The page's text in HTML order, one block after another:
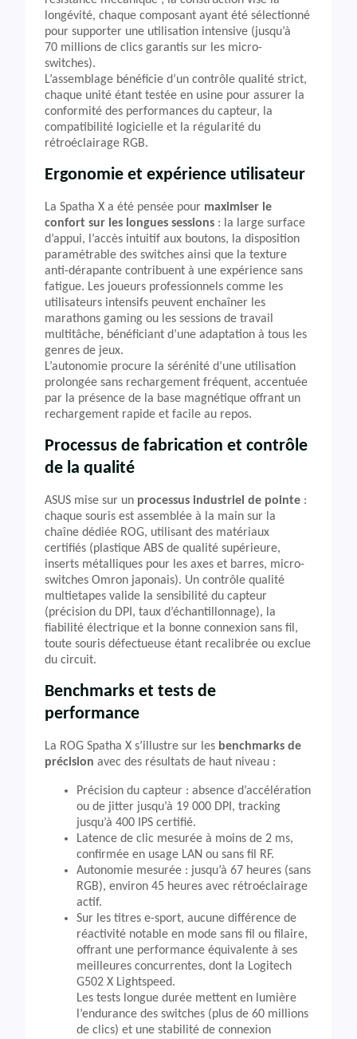
longévité, chaque composant ayant été sélectionné
pour supporter une utilisation intensive (jusqu’à
70 millions de clics garantis sur les micro-
switches).
L’assemblage bénéficie d’un contrôle qualité strict,
chaque unité étant testée en usine pour assurer la
conformité des performances du capteur, la
compatibilité logicielle et la régularité du
rétroéclairage RGB.
Ergonomie et expérience utilisateur
La Spatha X a été pensée pour maximiser le
confort sur les longues sessions : la large surface
d’appui, l’accès intuitif aux boutons, la disposition
paramétrable des switches ainsi que la texture
anti-dérapante contribuent à une expérience sans
fatigue. Les joueurs professionnels comme les
utilisateurs intensifs peuvent enchaîner les
marathons gaming ou les sessions de travail
multitâche, bénéficiant d’une adaptation à tous les
genres de jeux.
L’autonomie procure la sérénité d’une utilisation
prolongée sans rechargement fréquent, accentuée
par la présence de la base magnétique offrant un
rechargement rapide et facile au repos.
Processus de fabrication et contrôle
de la qualité
ASUS mise sur un processus industriel de pointe :
chaque souris est assemblée à la main sur la
chaîne dédiée ROG, utilisant des matériaux
certifiés (plastique ABS de qualité supérieure,
inserts métalliques pour les axes et barres, micro-
switches Omron japonais). Un contrôle qualité
multietapes valide la sensibilité du capteur
(précision du DPI, taux d’échantillonnage), la
fiabilité électrique et la bonne connexion sans fil,
toute souris défectueuse étant recalibrée ou exclue
du circuit.
Benchmarks et tests de
performance
La ROG Spatha X s’illustre sur les benchmarks de
précision avec des résultats de haut niveau :
Précision du capteur : absence d’accélération
ou de jitter jusqu’à 19 000 DPI, tracking
jusqu’à 400 IPS certifié.
Latence de clic mesurée à moins de 2 ms,
confirmée en usage LAN ou sans fil RF.
Autonomie mesurée : jusqu’à 67 heures (sans
RGB), environ 45 heures avec rétroéclairage
actif.
Sur les titres e-sport, aucune différence de
réactivité notable en mode sans fil ou filaire,
offrant une performance équivalente à ses
meilleures concurrentes, dont la Logitech
G502 X Lightspeed.
Les tests longue durée mettent en lumière
l’endurance des switches (plus de 60 millions
de clics) et une stabilité de connexion